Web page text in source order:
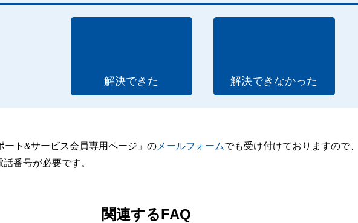
解決できた 解決できなかった
ート&サービス会員専用ページ」のメールフォームでも受け付けておりますので
番号が必要です。
関連するFAQ